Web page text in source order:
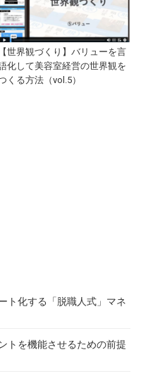
【世界観づくり】バリューを言
化して美容室経営の世界観を
くる方法（vol.5）
ト化する「脱職人式」マネ
トを機能させるための前提